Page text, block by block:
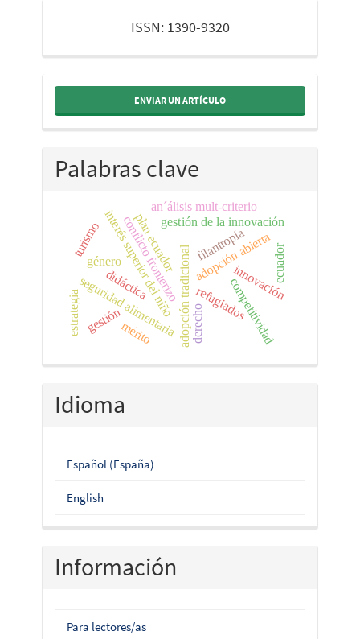
ISSN: 1390-9320
ENVIAR UN ARTÍCULO
Palabras clave
adopción tradicionaladopción abierta
interés superior del niño refugiados
seguridad alimentaria
conflicto fronterizo
plan ecuador
innovación
gestión de la innovación
gestión
estrategia competitividad
an´álisis mult-criterio
didáctica
género filantropía
turismo
derecho
ecuador
mérito
Idioma
Español (España)
English
Información
Para lectores/as